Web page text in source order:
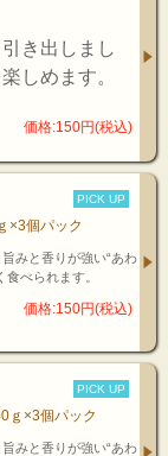
き出しまし
しめます。
価格:150円(税込)
PICK UP
個パック
みと香りが強い“あわ
べられます。
価格:150円(税込)
PICK UP
×3個パック
みと香りが強い“あわ